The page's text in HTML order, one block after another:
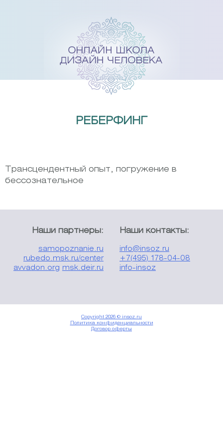
РЕБЕРФИНГ
Трансцендентный опыт, погружение в
бессознательное
Наши партнеры:
samopoznanie.ru
rubedo.msk.ru/center
avvadon.org
msk.deir.ru
Наши контакты:
info@insoz.ru
+7(495) 178-04-08
info-insoz
Copyright 2026 © insoz.ru
Политика конфиденциальности
Договор оферты